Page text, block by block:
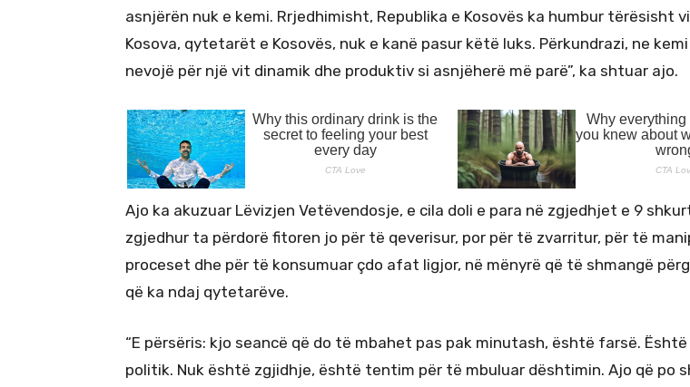
asnjërën nuk e kemi. Rrjedhimisht, Republika e Kosovës ka humbur tërësisht
Kosova, qytetarët e Kosovës, nuk e kanë pasur këtë luks. Përkundrazi, ne
nevojë për një vit dinamik dhe produktiv si asnjëherë më parë”, ka shtuar ajo.
Ajo ka akuzuar Lëvizjen Vetëvendosje, e cila doli e para në zgjedhjet e 9
zgjedhur ta përdorë fitoren jo për të qeverisur, por për të zvarritur, për të
proceset dhe për të konsumuar çdo afat ligjor, në mënyrë që të shmangë
që ka ndaj qytetarëve.
“E përsëris: kjo seancë që do të mbahet pas pak minutash, është farsë.
politik. Nuk është zgjidhje, është tentim për të mbuluar dështimin. Ajo që po